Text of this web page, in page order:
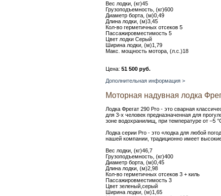
Вес лодки, (кг)45
Грузоподъемность, (кг)600
Диаметр борта, (м)0,49
Длина лодки, (м)3,45
Кол-во герметичных отсеков 5
Пассажировместимость 5
Цвет лодки Серый
Ширина лодки, (м)1,79
Макс. мощность мотора, (л.с.)18
Цена: 51 500 руб.
Дополнительная информация >
Моторная надувная лодка
Лодка Фрегат 290 Pro - это сварная
для 3-х человек предназначенная для
зоне водохранилищ, при температуре от –5
Лодка серии Pro - это «лодка для любой
нашей компании, традиционно имеет
Вес лодки, (кг)46,7
Грузоподъемность, (кг)400
Диаметр борта, (м)0,45
Длина лодки, (м)2,98
Кол-во герметичных отсеков 3 + киль
Пассажировместимость 3
Цвет зеленый,серый
Ширина лодки, (м)1,65